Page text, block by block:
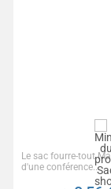
Le sac fourre-tout
d'une conférence...